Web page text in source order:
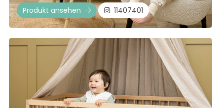
Produkt ansehen 11407401